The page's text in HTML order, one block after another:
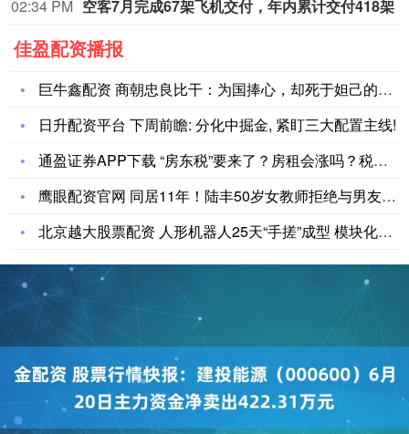
02:34 PM 空客7月完成67架飞机交付，年内累计交付418架
佳盈配资播报
巨牛鑫配资 商朝忠良比干：为国捧心，却死于妲己的蛊惑
日升配资平台 下周前瞻: 分化中掘金, 紧盯三大配置主线!
通盈证券APP下载 “房东税”要来了？房租会涨吗？税由谁承担
鹰眼配资官网 同居11年！陆丰50岁女教师拒绝与男友在野外发
北京越大股票配资 人形机器人25天“手搓”成型 模块化智造改